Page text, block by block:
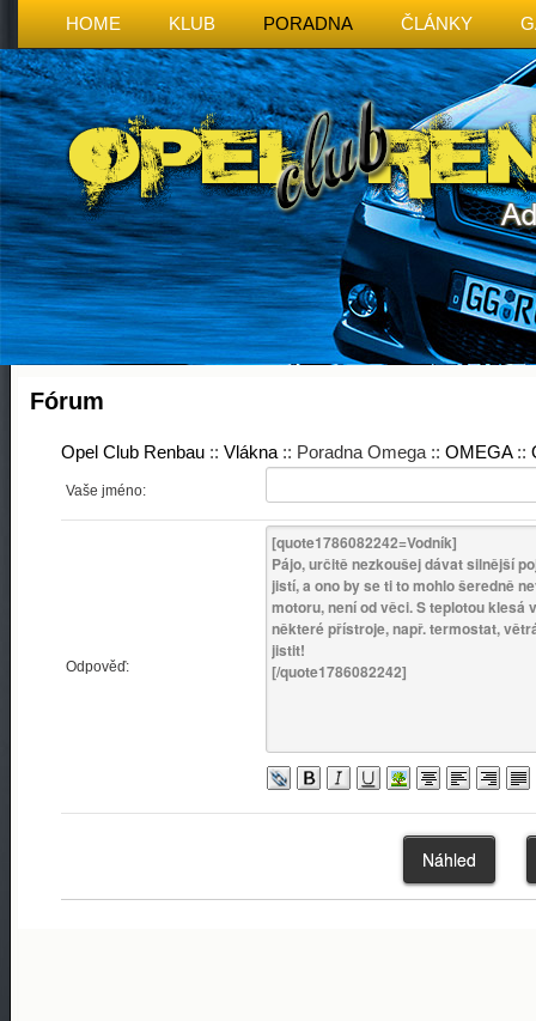
HOME KLUB PORADNA ČLÁNKY
Fórum
Opel Club Renbau :: Vlákna :: Poradna Omega :: OMEGA::
Vaše jméno:
Odpověď: